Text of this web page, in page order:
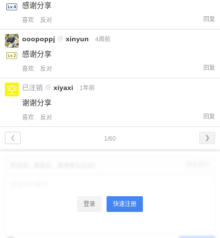
感谢分享
喜欢 反对 回复
ooopoppj @ xinyun 4周前
感谢分享
喜欢 反对 回复
已注销 @ xiyaxi 1年前
谢谢分享
喜欢 反对 回复
1/60
❮ ❯
登录 快速注册